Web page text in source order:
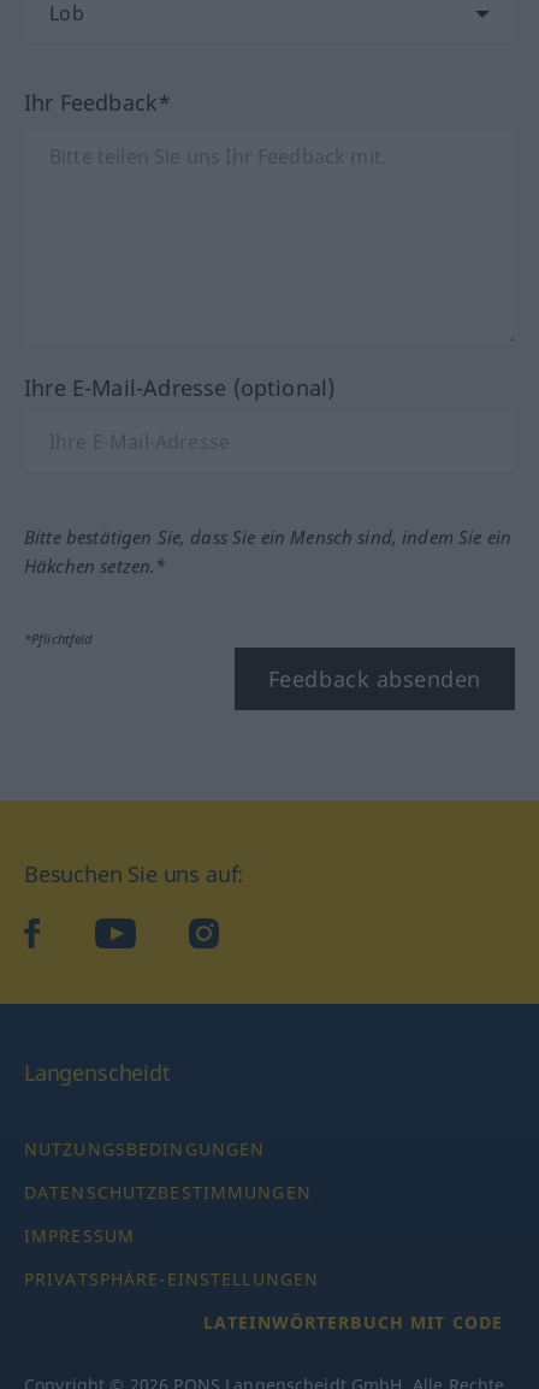
Ihr Feedback*
Ihre E-Mail-Adresse (optional)
Bitte bestätigen Sie, dass Sie ein Mensch sind, indem Sie ein
Häkchen setzen.*
*Pflichtfeld
Feedback absenden
Besuchen Sie uns auf:
facebookYouTube Instagram
Langenscheidt
NUTZUNGSBEDINGUNGEN
DATENSCHUTZBESTIMMUNGEN
IMPRESSUM
PRIVATSPHÄRE-EINSTELLUNGEN
LATEINWÖRTERBUCH MIT CODE